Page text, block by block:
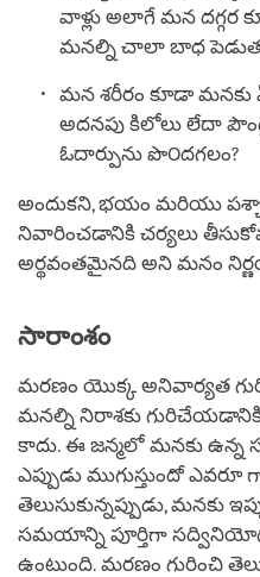
వాళ్లు అలాగే మన దగ్గర
మనల్ని చాలా బాధ
మన శరీరం కూడా
అదనపు కిలోలు లేదా
ఓదార్పును పొ౦దగలం?
అందుకని, భయం మరియు
నివారించడానికి చర్యలు
అర్థవంతమైనది అని మనం
సారాంశం
మరణం యొక్క అనివార్యత
మనల్ని నిరాశకు
కాదు. ఈ జన్మలో మనకు
ఎప్పుడు ముగుస్తుందో
తెలుసుకున్నప్పుడు, మనకు
సమయాన్ని పూర్తిగా
ఉంటుంది. మరణం గురించి